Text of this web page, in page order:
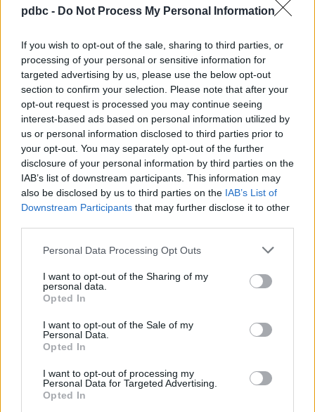
pdbc - Do Not Process My Personal Information
If you wish to opt-out of the sale, sharing to third parties, or
processing of your personal or sensitive information for
targeted advertising by us, please use the below opt-out
section to confirm your selection. Please note that after your
opt-out request is processed you may continue seeing
interest-based ads based on personal information utilized by
us or personal information disclosed to third parties prior to
your opt-out. You may separately opt-out of the further
disclosure of your personal information by third parties on the
IAB’s list of downstream participants. This information may
also be disclosed by us to third parties on the IAB’s List of
Downstream Participants that may further disclose it to other
Personal Data Processing Opt Outs
I want to opt-out of the Sharing of my
personal data.
Opted In
I want to opt-out of the Sale of my
Personal Data.
Opted In
I want to opt-out of processing my
Personal Data for Targeted Advertising.
Opted In
Προοπτικές
Προστασία περιβάλλοντος
Κοινωνικοοικονομικά οφέλη
Σύγχρονο εργασιακό περιβάλλον
Οικονομική αξία
Στόχος, η μέγιστη δυνατή ικανοποίηση των προσδοκιών
όλων των κοινωνικών εταίρων, με τρόπο
εξισορροπητικό, προς όφελος της κοινωνίας και της
επιχείρησης σύμφωνα και με την πολιτική βιώσιμης
ανάπτυξης της εταιρείας.
Ανάπτυξη Επιχείρησης
Επιχειρηματικό Σχέδιο Ανάπτυξης
Μάρκετινγκ Σχεδιασμός
Χρηματοδότηση